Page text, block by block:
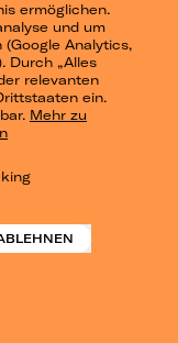
ermöglichen.
und um
(Google Analytics,
Durch „Alles
relevanten
ein.
Mehr zu